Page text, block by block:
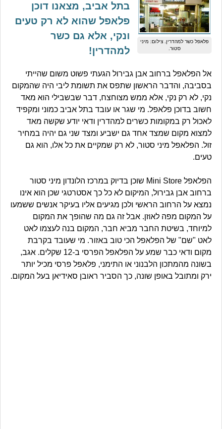
פלאפל כשר למהדרין. צילום: מיני
סטור.
בתל אביב, מצאנו דוכן
פלאפל שהוא לא רק טעים
ונקי, אלא גם כשר
למהדרין!
אל הפלאפל ברחוב אבן גבירול הגעתי פשוט משום שהייתי
בסביבה, והדבר הראשון שתפס את תשומת ליבי היה שהמקום
נקי, לא רק נקי, אלא ממש מצוחצח, דבר שבשבילי הוא מאד
חשוב בדוכן פלאפל. מי שגר או עובד בתל אביב כמוני ומקפיד
לאכול רק במקומות כשרים למהדרין ודאי יודע שקשה מאד
למצוא מקום שמצד אחד גם ישביע ומצד שני גם יהיה במחיר
זול. הפלאפל מיני סטור, לא רק שמקיים את כל אלו, הוא גם
טעים.
הפלאפל Mini Store שוכן בדיוק במרכז הלונדון מיני סטור
ברחוב אבן גבירול, המיקום לא כל כך אסטרטגי שכן הוא אינו
נמצא על הרחוב הראשי ולכן מגיעים אליו בעיקר אנשים ששמעו
על המקום מפה לאוזן. אבל זה גם מה שהופך את המקום
למיוחד, בשיטת החבר מביא חבר, המקום בנה לעצמו לאט
לאט "שם" של הפלאפל הכי טוב באזור. מי שעובד בקרבת
מקום ודאי כבר שמע על הפלאפל הפרסי ב-12 שקלים. אגב,
בשונה מהמתכון הלבנוני או התימני, פלאפל פרסי מכיל יותר
ירק ומתובל באופן שונה, כך הסביר ראובן סאידיאן בעל המקום.